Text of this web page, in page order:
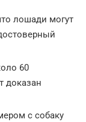
лошади могут
60
доказан
с собаку